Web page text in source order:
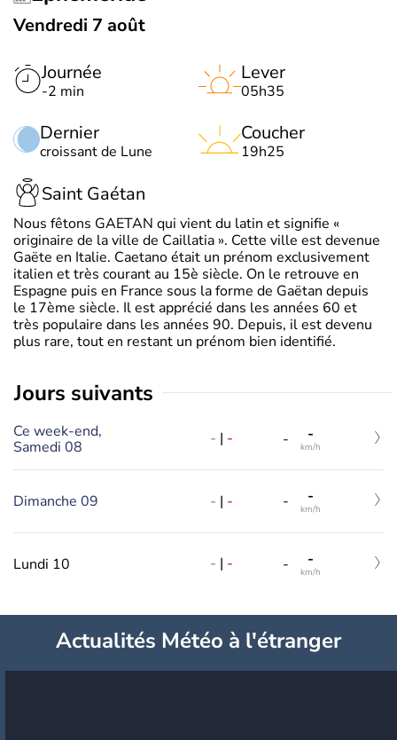
Vendredi 7 août
Journée
-2 min
Dernier
croissant de Lune
Lever
05h35
Coucher
19h25
Saint Gaétan
Nous fêtons GAETAN qui vient du latin et signifie «
originaire de la ville de Caillatia ». Cette ville est devenue
Gaëte en Italie. Caetano était un prénom exclusivement
italien et très courant au 15è siècle. On le retrouve en
Espagne puis en France sous la forme de Gaëtan depuis
le 17ème siècle. Il est apprécié dans les années 60 et
très populaire dans les années 90. Depuis, il est devenu
plus rare, tout en restant un prénom bien identifié.
jours suivants
Ce week-end,
Samedi 08
- | - - -
km/h
Dimanche 09 - | - - -
km/h
Lundi 10 - | - - -
km/h
Actualités Météo à l'étranger